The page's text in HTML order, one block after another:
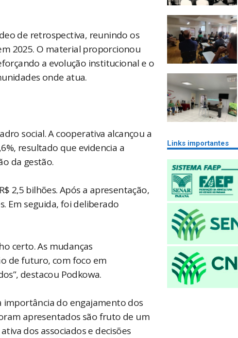
de retrospectiva, reunindo os
2025. O material proporcionou
a evolução institucional e o
onde atua.
social. A cooperativa alcançou a
resultado que evidencia a
da gestão.
2,5 bilhões. Após a apresentação,
Em seguida, foi deliberado
certo. As mudanças
de futuro, com foco em
destacou Podkowa.
importância do engajamento dos
apresentados são fruto de um
dos associados e decisões
Links importantes